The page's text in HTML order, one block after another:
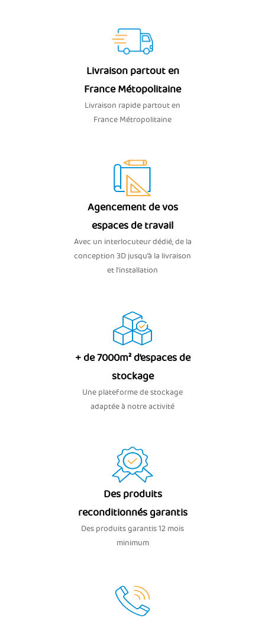
Livraison partout en
France Métopolitaine
Livraison rapide partout en
France Métropolitaine
Agencement de vos
espaces de travail
Avec un interlocuteur dédié, de la
conception 3D jusqu’à la livraison
et l'installation
+ de 7000m² d’espaces de
stockage
Une plateforme de stockage
adaptée à notre activité
Des produits
reconditionnés garantis
Des produits garantis 12 mois
minimum